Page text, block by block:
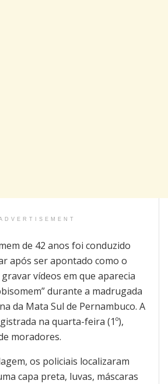
de 42 anos foi conduzido
após ser apontado como o
vídeos em que aparecia
durante a madrugada
da Mata Sul de Pernambuco. A
na quarta-feira (1º),
moradores.
os policiais localizaram
capa preta, luvas, máscaras